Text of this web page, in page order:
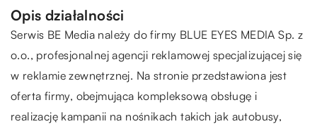
Opis działalności
Serwis BE Media należy do firmy BLUE EYES MEDIA Sp. z
o.o., profesjonalnej agencji reklamowej specjalizującej się
w reklamie zewnętrznej. Na stronie przedstawiona jest
oferta firmy, obejmująca kompleksową obsługę i
realizację kampanii na nośnikach takich jak autobusy,